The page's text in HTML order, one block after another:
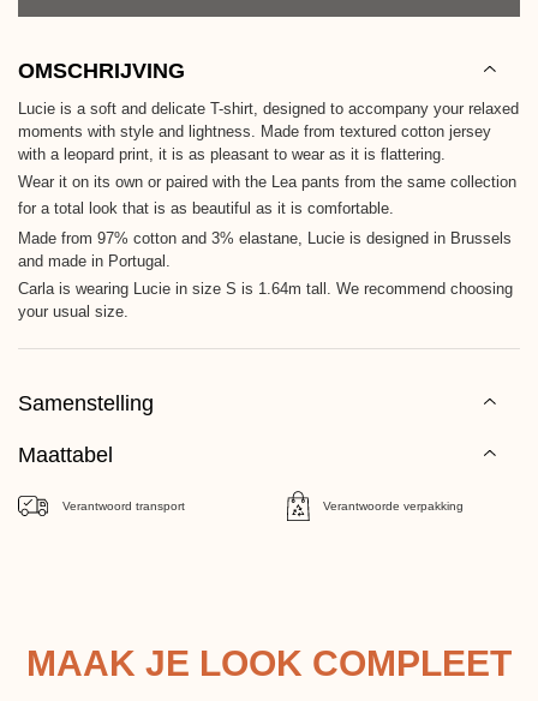
OMSCHRIJVING
Lucie is a soft and delicate T-shirt, designed to accompany your relaxed
moments with style and lightness. Made from textured cotton jersey
with a leopard print, it is as pleasant to wear as it is flattering.
Wear it on its own or paired with the Lea pants from the same collection
for a total look that is as beautiful as it is comfortable.
Made from 97% cotton and 3% elastane, Lucie is designed in Brussels
and made in Portugal.
Carla is wearing Lucie in size S is 1.64m tall. We recommend choosing
your usual size.
Samenstelling
Maattabel
Verantwoord transport Verantwoorde verpakking
MAAK JE LOOK COMPLEET